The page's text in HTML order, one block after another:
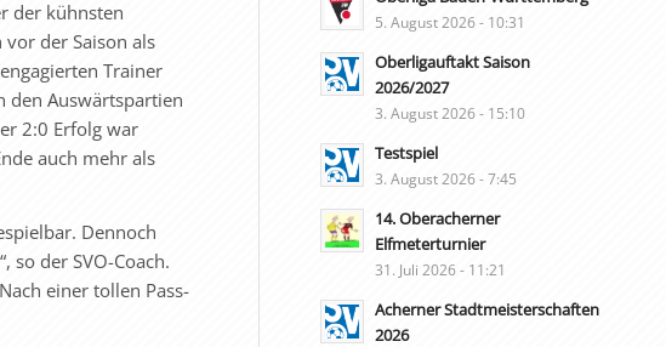
der kühnsten
der Saison als
Trainer
den Auswärtspartien
2:0 Erfolg war
auch mehr als
Dennoch
so der SVO-Coach.
einer tollen Pass-
5. August 2026 - 10:31
Oberligauftakt Saison
2026/2027
3. August 2026 - 15:10
Testspiel
3. August 2026 - 7:45
14. Oberacherner
Elfmeterturnier
31. Juli 2026 - 11:21
Acherner Stadtmeisterschaften
2026